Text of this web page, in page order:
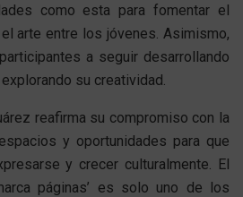
como esta para fomentar el
arte entre los jóvenes. Asimismo,
a seguir desarrollando
su creatividad.
reafirma su compromiso con la
y oportunidades para que
y crecer culturalmente. El
páginas’ es solo uno de los